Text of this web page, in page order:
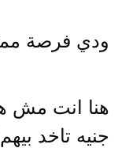
ودي فرصة
جنيه تاخد